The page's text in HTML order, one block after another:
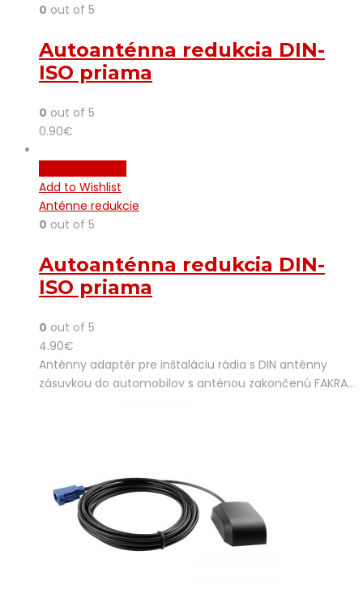
0 out of 5
Autoanténna redukcia DIN-
ISO priama
0 out of 5
0.90€
Add to Wishlist
Anténne redukcie
0 out of 5
Autoanténna redukcia DIN-
ISO priama
0 out of 5
4.90€
Anténny adaptér pre inštaláciu rádia s DIN anténny
zásuvkou do automobilov s anténou zakončenú FAKRA…